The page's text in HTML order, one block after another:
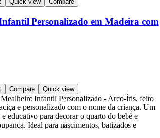
Quick view Compare
Personalizado em Madeira com
Compare Quick view